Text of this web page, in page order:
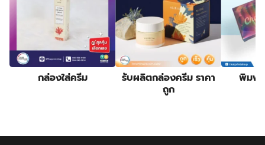
TAX ID : 0-1055-53024-58-6
สิ่งอำนวยความสะดวก
• ที่จอดรถฟรี
• ห้องประชุมสำหรับนัดหมาย
• ห้องแสดงตัวอย่างสินค้า
พร้อม
กล่องใส่ครีม
รับผลิตกล่องครีม ราคา
ถูก
พิมพ์